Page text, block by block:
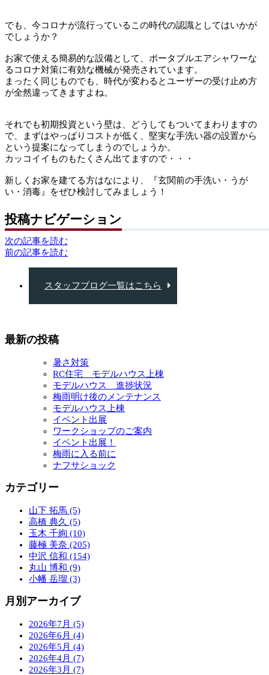
でも、今コロナが流行っているこの時代の認識としてはいかが
でしょうか？
お家で使える簡易的な設備として、ポータブルエアシャワーな
るコロナ対策に有効な機械が発売されています。
まったく同じものでも、時代が変わるとユーザーの受け止め方
が全然違ってきますよね。
それでも初期投資という壁は、どうしてもついてまわりますの
で、まずはやっぱりコストが低く、堅実な手洗い器の設置から
という提案になってしまうのでしょうか。
カッコイイものもたくさん出てますので・・・
新しくお家を建てる方はなにより、『玄関前の手洗い・うが
い・消毒』をぜひ検討してみましょう！
投稿ナビゲーション
次の記事を読む
前の記事を読む
スタッフブログ一覧はこちら
最新の投稿
暑さ対策
RC住宅 モデルハウス上棟
モデルハウス 進捗状況
梅雨明け後のメンテナンス
モデルハウス上棟
イベント出展
ワークショップのご案内
イベント出展！
梅雨に入る前に
ナフサショック
カテゴリー
山下 拓馬 (5)
高橋 典久 (5)
玉木 千絢 (10)
藤極 美奈 (205)
中沢 信和 (154)
丸山 博和 (9)
小幡 岳瑠 (3)
月別アーカイブ
2026年7月 (5)
2026年6月 (4)
2026年5月 (4)
2026年4月 (7)
2026年3月 (7)